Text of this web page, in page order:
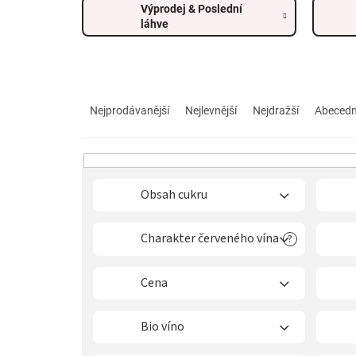
Výprodej & Poslední
láhve
n
Nejprodávanější Nejlevnější Nejdražší
Obsah cukru
Charakter červeného vína ?
Cena
Bio víno